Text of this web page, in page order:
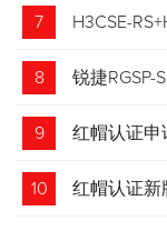
7 H3CSE-
8 锐捷RGSP-
9 红帽认证申
师）证书？申请
10 红帽认证新